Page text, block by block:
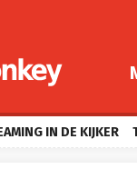
IN DE KIJKER